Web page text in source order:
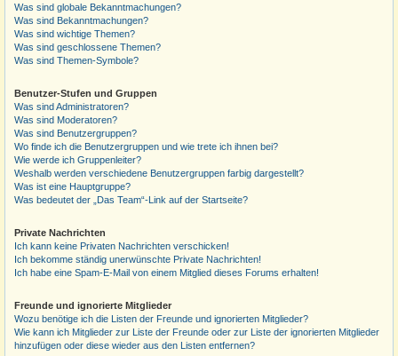
Was sind globale Bekanntmachungen?
Was sind Bekanntmachungen?
Was sind wichtige Themen?
Was sind geschlossene Themen?
Was sind Themen-Symbole?
Benutzer-Stufen und Gruppen
Was sind Administratoren?
Was sind Moderatoren?
Was sind Benutzergruppen?
Wo finde ich die Benutzergruppen und wie trete ich ihnen bei?
Wie werde ich Gruppenleiter?
Weshalb werden verschiedene Benutzergruppen farbig dargestellt?
Was ist eine Hauptgruppe?
Was bedeutet der „Das Team“-Link auf der Startseite?
Private Nachrichten
Ich kann keine Privaten Nachrichten verschicken!
Ich bekomme ständig unerwünschte Private Nachrichten!
Ich habe eine Spam-E-Mail von einem Mitglied dieses Forums erhalten!
Freunde und ignorierte Mitglieder
Wozu benötige ich die Listen der Freunde und ignorierten Mitglieder?
Wie kann ich Mitglieder zur Liste der Freunde oder zur Liste der ignorierten Mitglieder
hinzufügen oder diese wieder aus den Listen entfernen?